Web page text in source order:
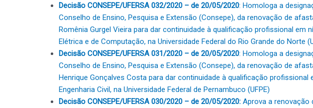
Decisão CONSEPE/UFERSA 032/2020 – de 20/05/2020: Homologa a
Conselho de Ensino, Pesquisa e Extensão (Consepe), da renovação de
Romênia Gurgel Vieira para dar continuidade à qualificação profissional em
Elétrica e de Computação, na Universidade Federal do Rio Grande do Norte
Decisão CONSEPE/UFERSA 031/2020 – de 20/05/2020: Homologa a
Conselho de Ensino, Pesquisa e Extensão (Consepe), da renovação de
Henrique Gonçalves Costa para dar continuidade à qualificação profissional
Engenharia Civil, na Universidade Federal de Pernambuco (UFPE)
Decisão CONSEPE/UFERSA 030/2020 – de 20/05/2020: Aprova a